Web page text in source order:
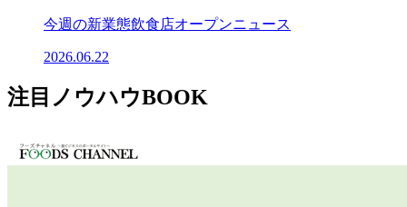
今週の新業態飲食店オープンニュース
2026.06.22
注目ノウハウBOOK